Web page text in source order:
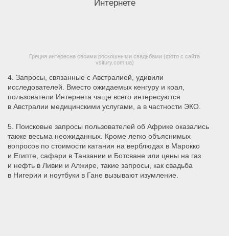
Греция интересна своими роскошными свадьбами (фото с сайта
vsitury.com.ua)
4. Запросы, связанные с Австралией, удивили
исследователей.
Вместо ожидаемых кенгуру и коал,
пользователи Интернета чаще всего интересуются
в Австралии медицинскими услугами, а в частности ЭКО.
5. Поисковые запросы пользователей об Африке оказались
также весьма неожиданных. Кроме легко объяснимых
вопросов по стоимости катания на верблюдах в Марокко
и Египте, сафари в Танзании и Ботсване или цены на газ
и нефть в Ливии и Алжире, такие запросы, как свадьба
в Нигерии и ноутбуки в Гане вызывают изумление.